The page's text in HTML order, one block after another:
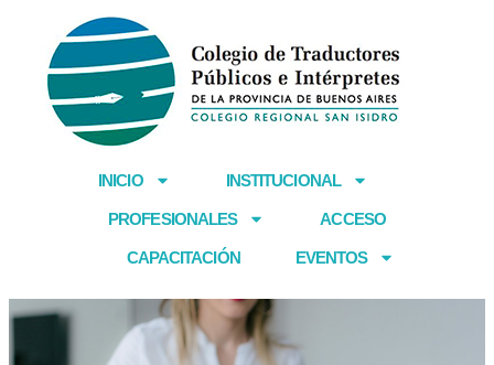
contenido
INICIO INSTITUCIONAL
PROFESIONALES ACCESO
CAPACITACIÓN EVENTOS